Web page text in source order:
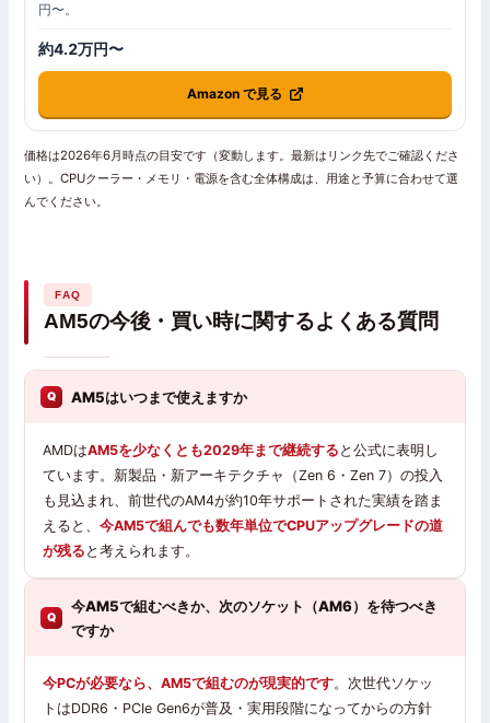
円〜。
約4.2万円〜
Amazon で見る
価格は2026年6月時点の目安です（変動します。最新はリンク先でご確認くださ
い）。CPUクーラー・メモリ・電源を含む全体構成は、用途と予算に合わせて選
んでください。
FAQ
AM5の今後・買い時に関するよくある質問
AM5はいつまで使えますか
AMDはAM5を少なくとも2029年まで継続する と公式に表明し
ています。新製品・新アーキテクチャ（Zen 6・Zen 7）の投入
も見込まれ、前世代のAM4が約10年サポートされた実績を踏ま
えると、今AM5で組んでも数年単位でCPUアップグレードの道
が残る と考えられます。
今AM5で組むべきか、次のソケット（AM6）を待つべき
ですか
今PCが必要なら、AM5で組むのが現実的です。次世代ソケッ
トはDDR6・PCIe Gen6が普及・実用段階になってからの方針